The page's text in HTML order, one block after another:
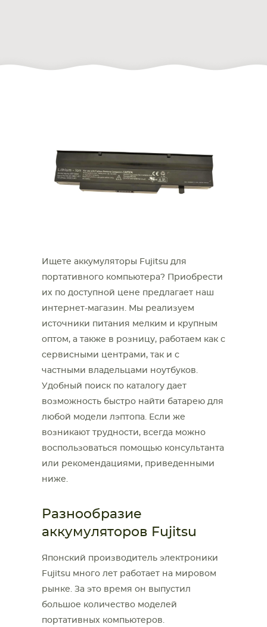
Ищете аккумуляторы Fujitsu для
портативного компьютера? Приобрести
их по доступной цене предлагает наш
интернет-магазин. Мы реализуем
источники питания мелким и крупным
оптом, а также в розницу, работаем как с
сервисными центрами, так и с
частными владельцами ноутбуков.
Удобный поиск по каталогу дает
возможность быстро найти батарею для
любой модели лэптопа. Если же
возникают трудности, всегда можно
воспользоваться помощью консультанта
или рекомендациями, приведенными
ниже.
Разнообразие
аккумуляторов Fujitsu
Японский производитель электроники
Fujitsu много лет работает на мировом
рынке. За это время он выпустил
большое количество моделей
портативных компьютеров.